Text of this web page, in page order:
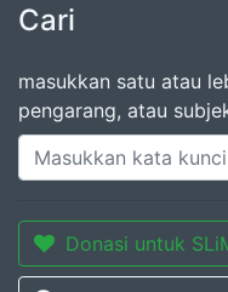
Cari
masukkan satu atau
pengarang, atau
Donasi untuk